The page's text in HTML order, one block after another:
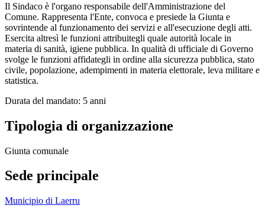
Il Sindaco è l'organo responsabile dell'Amministrazione del
Comune. Rappresenta l'Ente, convoca e presiede la Giunta e
sovrintende al funzionamento dei servizi e all'esecuzione degli atti.
Esercita altresì le funzioni attribuitegli quale autorità locale in
materia di sanità, igiene pubblica. In qualità di ufficiale di Governo
svolge le funzioni affidategli in ordine alla sicurezza pubblica, stato
civile, popolazione, adempimenti in materia elettorale, leva militare e
statistica.
Durata del mandato: 5 anni
Tipologia di organizzazione
Giunta comunale
Sede principale
Municipio di Laerru